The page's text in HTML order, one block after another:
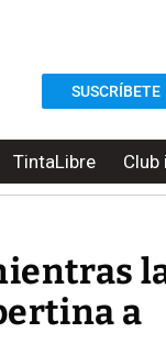
SUSCRÍBETE
TintaLibre
a